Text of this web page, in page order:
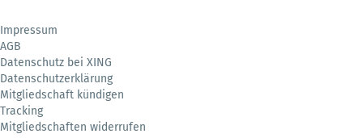
Impressum
AGB
Datenschutz bei XING
Datenschutzerklärung
Mitgliedschaft kündigen
Tracking
Mitgliedschaften widerrufen